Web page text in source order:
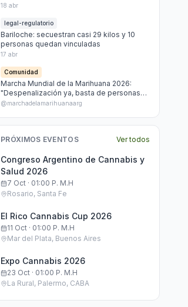
18 abr
legal-regulatorio
Bariloche: secuestran casi 29 kilos y 10
personas quedan vinculadas
17 abr
Comunidad
Marcha Mundial de la Marihuana 2026:
"Despenalización ya, basta de personas
presas por marihuana"
@marchadelamarihuanaarg
PRÓXIMOS EVENTOS Ver todos
Congreso Argentino de Cannabis y
Salud 2026
7 Oct · 01:00 P. M.h
Rosario, Santa Fe
El Rico Cannabis Cup 2026
11 Oct · 01:00 P. M.h
Mar del Plata, Buenos Aires
Expo Cannabis 2026
23 Oct · 01:00 P. M.h
La Rural, Palermo, CABA